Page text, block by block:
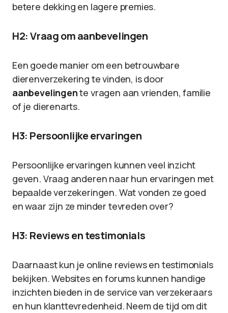
betere dekking en lagere premies.
H2: Vraag om aanbevelingen
Een goede manier om een betrouwbare
dierenverzekering te vinden, is door
aanbevelingente vragen aan vrienden, familie
of je dierenarts.
H3: Persoonlijke ervaringen
Persoonlijke ervaringen kunnen veel inzicht
geven. Vraag anderen naar hun ervaringen met
bepaalde verzekeringen. Wat vonden ze goed
en waar zijn ze minder tevreden over?
H3: Reviews en testimonials
Daarnaast kun je online reviews en testimonials
bekijken. Websites en forums kunnen handige
inzichten bieden in de service van verzekeraars
en hun klanttevredenheid. Neem de tijd om dit